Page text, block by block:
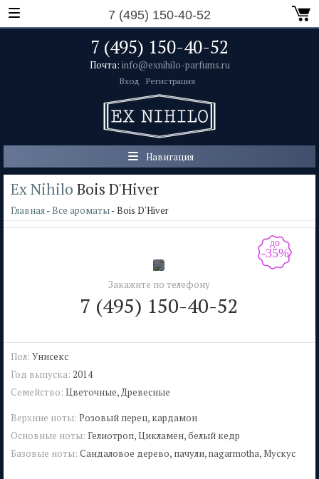
7 (495) 150-40-52
7 (495) 150-40-52
Почта: info@exnihilo-parfums.ru
Вход Регистрация
Навигация
Ex Nihilo Bois D'Hiver
Главная- Все ароматы- Bois D'Hiver
до
-35%
Закажите по телефону
7 (495) 150-40-52
Пол: Унисекс
Год выпуска: 2014
Семейство: Цветочные, Древесные
Верхние ноты: Розовый перец, кардамон
Основные ноты: Гелиотроп, Цикламен, белый кедр
Базовые ноты: Сандаловое дерево, пачули, nagarmotha, Мускус